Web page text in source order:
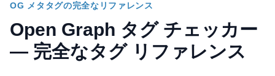
OG メタタグの完全なリファレンス
Open Graph タグ チェッカー
— 完全なタグ リファレンス